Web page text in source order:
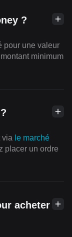
?
pour une valeur
minimum
via le marché
placer un ordre
acheter